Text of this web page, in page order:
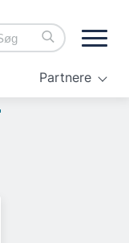
Partnere